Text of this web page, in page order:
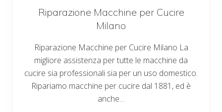
Riparazione Macchine per Cucire
Milano
Riparazione Macchine per Cucire Milano La
migliore assistenza per tutte le macchine da
cucire sia professionali sia per un uso domestico.
Ripariamo macchine per cucire dal 1881, ed è
anche…